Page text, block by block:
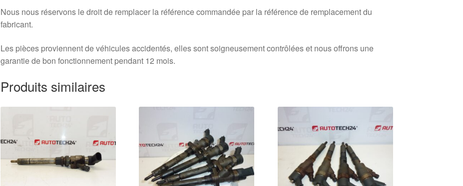
Nous nous réservons le droit de remplacer la référence commandée par la référence de remplacement du
fabricant.
Les pièces proviennent de véhicules accidentés, elles sont soigneusement contrôlées et nous offrons une
garantie de bon fonctionnement pendant 12 mois.
Produits similaires